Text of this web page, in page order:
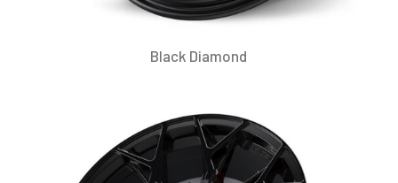
Black Diamond